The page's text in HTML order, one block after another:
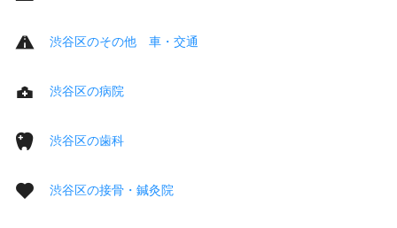
渋谷区のその他 車・交通
渋谷区の病院
渋谷区の歯科
渋谷区の接骨・鍼灸院